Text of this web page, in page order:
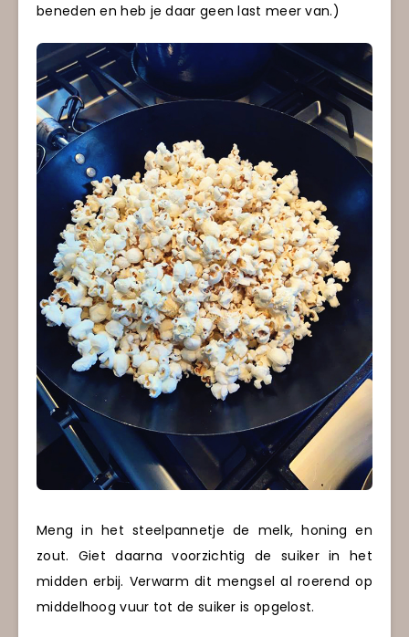
beneden en heb je daar geen last meer van.)
Meng in het steelpannetje de melk, honing en
zout. Giet daarna voorzichtig de suiker in het
midden erbij. Verwarm dit mengsel al roerend op
middelhoog vuur tot de suiker is opgelost.